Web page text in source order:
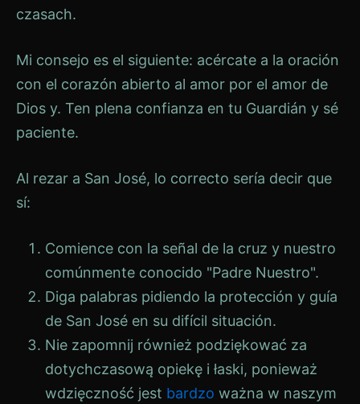
czasach.
Mi consejo es el siguiente: acércate a la oración
con el corazón abierto al amor por el amor de
Dios y. Ten plena confianza en tu Guardián y sé
paciente.
Al rezar a San José, lo correcto sería decir que
sí:
Comience con la señal de la cruz y nuestro
comúnmente conocido "Padre Nuestro".
Diga palabras pidiendo la protección y guía
de San José en su difícil situación.
Nie zapomnij również podziękować za
dotychczasową opiekę i łaski, ponieważ
wdzięczność jest bardzo ważna w naszym